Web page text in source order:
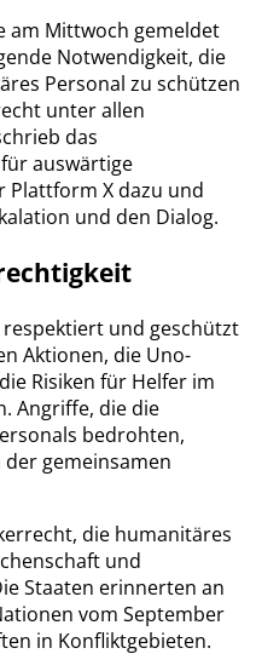
am Mittwoch gemeldet
Notwendigkeit, die
Personal zu schützen
unter allen
das
auswärtige
Plattform X dazu und
und den Dialog.
und geschützt
Aktionen, die Uno-
Risiken für Helfer im
Angriffe, die die
bedrohten,
gemeinsamen
die humanitäres
und
Staaten erinnerten an
vom September
in Konfliktgebieten.